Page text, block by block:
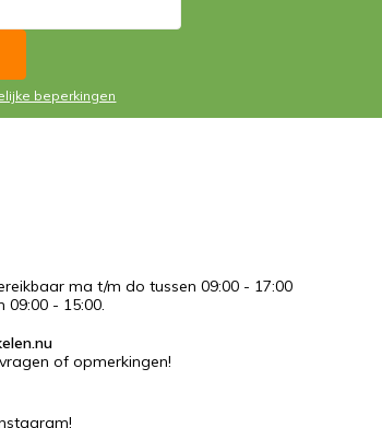
beperkingen
ma t/m do tussen 09:00 - 17:00
09:00 - 15:00.
of opmerkingen!